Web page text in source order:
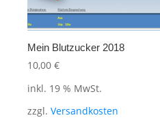
Mein Blutzucker 2018
10,00 €
inkl. 19 % MwSt.
zzgl. Versandkosten